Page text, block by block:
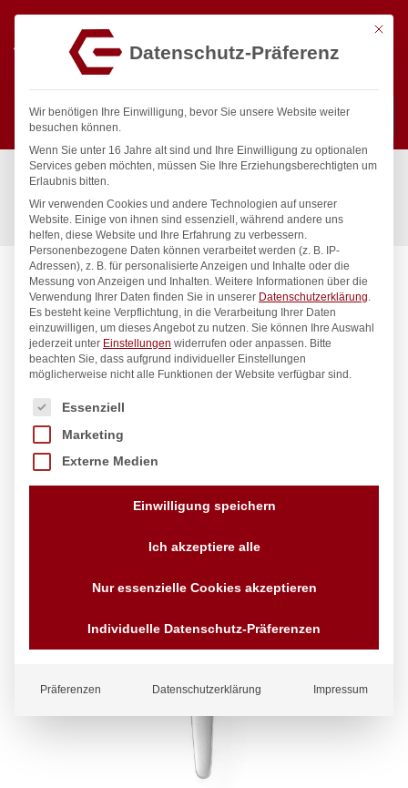
Suchen
Start / Gastronomiebedarf & Gastro Geräte für Profis
Präsentation
Besteck
Kaffeelöffel – 24 Stk., HENDI, Budget Line, 24 Stk., (L)110mm
Mit
Datenschutz-Präferenz
Wir benötigen Ihre Einwilligung, bevor Sie unsere Website weiter
besuchen können.
Wenn Sie unter 16 Jahre alt sind und Ihre Einwilligung zu optionalen
Services geben möchten, müssen Sie Ihre Erziehungsberechtigten um
Erlaubnis bitten.
Wir verwenden Cookies und andere Technologien auf unserer
Website. Einige von ihnen sind essenziell, während andere uns
helfen, diese Website und Ihre Erfahrung zu verbessern.
Personenbezogene Daten können verarbeitet werden (z. B. IP-
Adressen), z. B. für personalisierte Anzeigen und Inhalte oder die
Messung von Anzeigen und Inhalten. Weitere Informationen über die
Verwendung Ihrer Daten finden Sie in unserer Datenschutzerklärung.
Es besteht keine Verpflichtung, in die Verarbeitung Ihrer Daten
einzuwilligen, um dieses Angebot zu nutzen. Sie können Ihre Auswahl
jederzeit unter Einstellungen widerrufen oder anpassen. Bitte
beachten Sie, dass aufgrund individueller Einstellungen
möglicherweise nicht alle Funktionen der Website verfügbar sind.
Es folgt eine Liste der Service-Gruppen, für die eine
Essenziell
Marketing
Externe Medien
Einwilligung speichern
Ich akzeptiere alle
Nur essenzielle Cookies akzeptieren
Individuelle Datenschutz-Präferenzen
Präferenzen Datenschutzerklärung Impressum